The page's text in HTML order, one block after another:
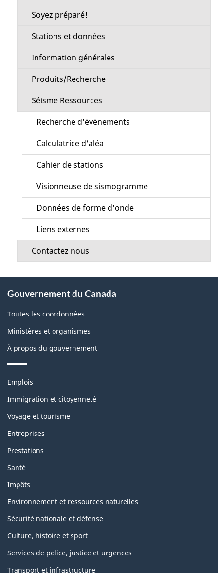
Soyez préparé!
Stations et données
Information générales
Produits/Recherche
Séisme Ressources
Recherche d'événements
Calculatrice d'aléa
Cahier de stations
Visionneuse de sismogramme
Données de forme d'onde
Liens externes
Contactez nous
propos
de
ce
Gouvernement du Canada
Toutes les coordonnées
Ministères et organismes
À propos du gouvernement
Thèmes
sujets
Emplois
Immigration et citoyenneté
Voyage et tourisme
Entreprises
Prestations
Santé
Impôts
Environnement et ressources naturelles
Sécurité nationale et défense
Culture, histoire et sport
Services de police, justice et urgences
Transport et infrastructure